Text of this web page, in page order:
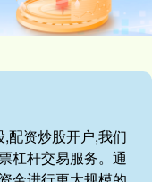
配资炒股开户,我们
杠杆交易服务。通